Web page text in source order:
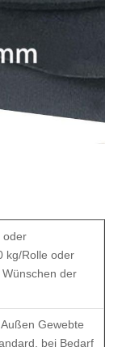
oder
kg/Rolle oder
der
Gewebte
bei Bedarf